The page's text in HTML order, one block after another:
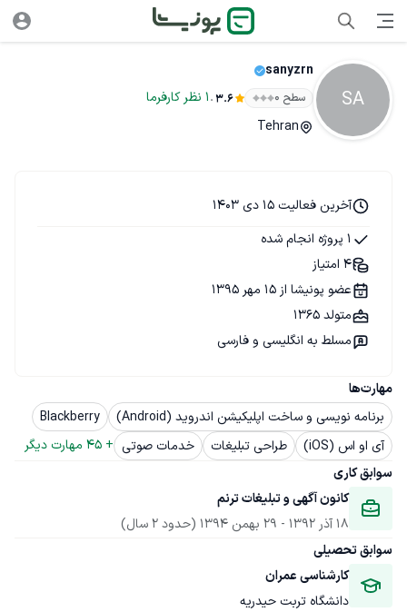
SA
sanyzrn
سطح ۰ 3.6
.
1 نظر کارفرما
Tehran
مهارت‌ها
برنامه نویسی و ساخت اپلیکیشن اندروید (Android)
Blackberry
آی او اس (iOS)
طراحی تبلیغات خدمات صوتی +
45 مهارت دیگر
سوابق کاری
کانون آگهی و تبلیغات ترنم
18 آذر 1392
- 29 بهمن 1394
(حدود 2 سال)
سوابق تحصیلی
کارشناسی عمران
دانشگاه تربت حیدریه
آخرین فعالیت 15 دی 1403
1 پروژه انجام شده
4 امتیاز
عضو پونیشا از 15 مهر 1395
متولد 1365
مسلط به انگلیسی و فارسی